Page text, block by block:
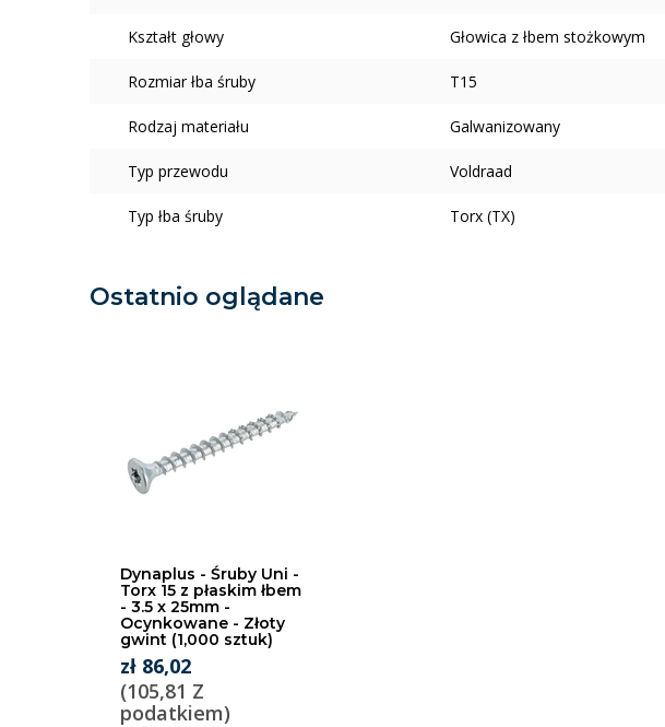
Kształt głowy Głowica z łbem stożkowym
Rozmiar łba śruby T15
Rodzaj materiału Galwanizowany
Typ przewodu Voldraad
Typ łba śruby Torx (TX)
Ostatnio oglądane
Dynaplus - Śruby Uni -
Torx 15 z płaskim łbem
- 3.5 x 25mm -
Ocynkowane - Złoty
gwint (1,000 sztuk)
zł 86,02
(105,81 Z
podatkiem)